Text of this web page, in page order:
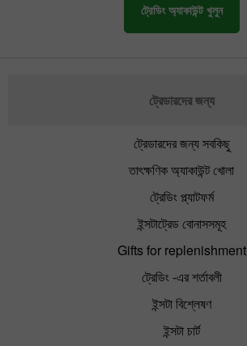
ট্রেডিং অ্যাকাউন্ট খুলুন
ট্রেডারদের জন্য
ট্রেডারদের জন্য সবকিছু
তাৎক্ষণিক অ্যাকাউন্ট খোলা
ট্রেডিং প্ল্যাটফর্ম
ইন্সটাট্রেড বোনাসসমূহ
Gifts for replenishment
ট্রেডিং -এর শর্তাবলী
ইন্সটা বিশ্লেষণ
ইন্সটা চার্ট